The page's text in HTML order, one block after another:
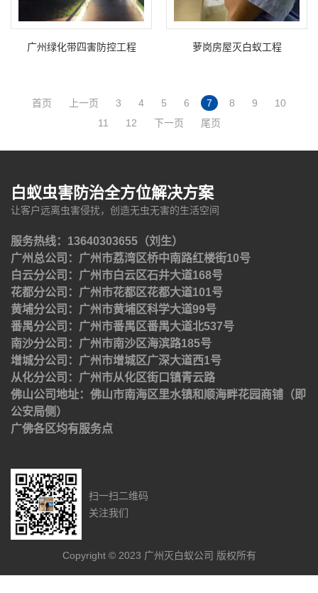
广州绿化带四害防控工程 萝岗房屋灭白蚁工程
首页 上一页 3 4 5 6 7 8 9
10
11
12 下一页 尾页
白蚁虫害防治全方位解决方案
让客户远离虫害侵扰，创造无虫无害的生活空间
服务热线：13640303655（刘生）
广州总公司：广州市荔湾区桥中南路红楼街10号
白云分公司：广州市白云区石井大道168号
花都分公司：广州市花都区花都大道101号
黄埔分公司：广州市黄埔区科学大道99号
番禺分公司：广州市番禺区番禺大道北537号
南沙分公司：广州市南沙区海滨路185号
增城分公司：广州市增城区广深大道西1号
从化分公司：广州市从化区街口镇青云路
佛山公司地址：佛山市南海区里水镇和顺海畔花园商铺（即
公安局侧）
广佛各区均有服务点
扫一扫二维码
关注我们
Copyright © 2023 广州灭白蚁公司 版权所有